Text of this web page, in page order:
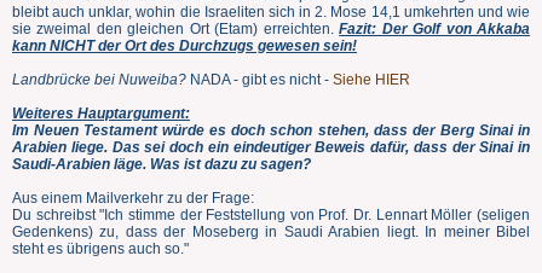
bleibt auch unklar, wohin die Israeliten sich in 2. Mose 14,1 umkehrten und wie
sie zweimal den gleichen Ort (Etam) erreichten.Fazit: Der Golf von Akkaba
kann NICHT der Ort des Durchzugs gewesen sein!
Landbrücke bei Nuweiba? NADA - gibt es nicht - Siehe HIER
Weiteres Hauptargument:
Im Neuen Testament würde es doch schon stehen, dass der Berg Sinai in
Arabien liege. Das sei doch ein eindeutiger Beweis dafür, dass der Sinai in
Saudi-Arabien läge. Was ist dazu zu sagen?
Aus einem Mailverkehr zu der Frage:
Du schreibst "Ich stimme der Feststellung von Prof. Dr. Lennart Möller (seligen
Gedenkens) zu, dass der Moseberg in Saudi Arabien liegt. In meiner Bibel
steht es übrigens auch so."